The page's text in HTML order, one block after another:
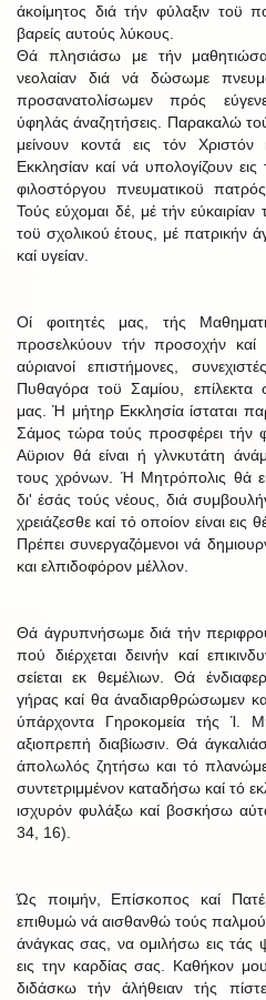
άκοίμητος διά τήν φύλαξιν τοϋ
βαρείς αυτούς λύκους.
Θά πλησιάσω με τήν
νεολαίαν διά νά δώσωμε
προσανατολίσωμεν πρός
ύφηλάς άναζητήσεις. Παρακαλώ
μείνουν κοντά εις τόν
Εκκλησίαν καί νά υπολογίζουν
φιλοστόργου πνευματικοϋ
Τούς εύχομαι δέ, μέ τήν εύκαιρίαν
τοϋ σχολικού έτους, μέ πατρικήν
καί υγείαν.
Οί φοιτητές μας, τής
προσελκύουν τήν προσοχήν καί
αύριανοί επιστήμονες,
Πυθαγόρα τοϋ Σαμίου, επίλεκτα
μας. Ή μήτηρ Εκκλησία ίσταται
Σάμος τώρα τούς προσφέρει τήν
Αϋριον θά είναι ή γλνκυτάτη
τους χρόνων. Ή Μητρόπολις θά
δι' έσάς τούς νέους, διά
χρειάζεσθε καί τό οποίον είναι
Πρέπει συνεργαζόμενοι νά
και ελπιδοφόρον μέλλον.
Θά άγρυπνήσωμε διά τήν
πού διέρχεται δεινήν καί
σείεται εκ θεμέλιων. Θά
γήρας καί θα άναδιαρθρώσωμεν
ύπάρχοντα Γηροκομεία τής Ί.
αξιοπρεπή διαβίωσιν. Θά
άπολωλός ζητήσω και τό
συντετριμμένον καταδήσω καί τό
ισχυρόν φυλάξω καί βοσκήσω
34, 16).
Ώς ποιμήν, Επίσκοπος καί
επιθυμώ νά αισθανθώ τούς
άνάγκας σας, να ομιλήσω εις τάς
εις την καρδίας σας. Καθήκον
διδάσκω τήν άλήθειαν τής